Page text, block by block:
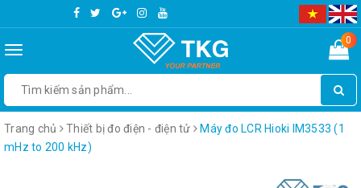
Toggle
0
Trang chủ Thiết bị đo điện - điện tử
Máy đo LCR Hioki IM3533 (1
mHz to 200 kHz)